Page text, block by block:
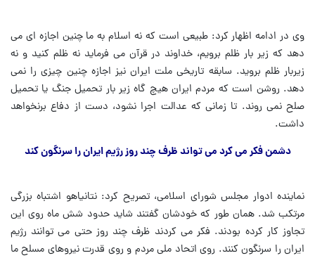
وی در ادامه اظهار کرد: طبیعی است که نه اسلام به ما چنین اجازه ای می
دهد که زیر بار ظلم برویم، خداوند در قرآن می فرماید نه ظلم کنید و نه
زیربار ظلم بروید. سابقه تاریخی ملت ایران نیز اجازه چنین چیزی را نمی
دهد. روشن است که مردم ایران هیچ گاه زیر بار تحمیل جنگ یا تحمیل
صلح نمی روند. تا زمانی که عدالت اجرا نشود، دست از دفاع برنخواهد
داشت.
دشمن فکر می کرد می تواند ظرف چند روز رژیم ایران را سرنگون کند
نماینده ادوار مجلس شورای اسلامی، تصریح کرد: نتانیاهو اشتباه بزرگی
مرتکب شد. همان طور که خودشان گفتند شاید حدود شش ماه روی این
تجاوز کار کرده بودند. فکر می کردند ظرف چند روز حتی می توانند رژیم
ایران را سرنگون کنند. روی اتحاد ملی مردم و روی قدرت نیروهای مسلح ما